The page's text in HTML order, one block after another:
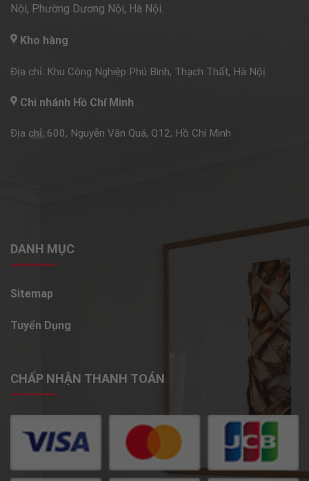
Nội, Phường Dương Nội, Hà Nội.
Kho hàng
Địa chỉ: Khu Công Nghiệp Phú Bình, Thạch Thất, Hà Nộị.
Chi nhánh Hồ Chí Minh
Địa chỉ: 600, Nguyễn Văn Quá, Q12, Hồ Chí Minh
DANH MỤC
Sitemap
Tuyển Dụng
CHẤP NHẬN THANH TOÁN